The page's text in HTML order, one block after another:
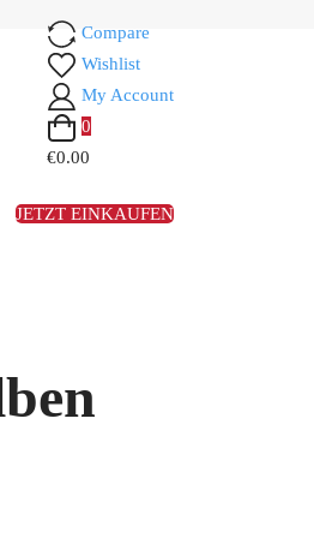
Compare
Wishlist
My Account
0
€0.00
JETZT EINKAUFEN